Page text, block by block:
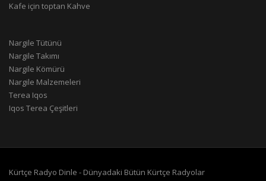
Kafe için toptan Kahve
Nargile Tütünü
Nargile Takımı
Nargile Kömürü
Nargile Malzemeleri
Terea Iqos
Iqos Terea Çeşitleri
Kürtçe Radyo Dinle - Dünyadaki Bütün Kürtçe Radyolar